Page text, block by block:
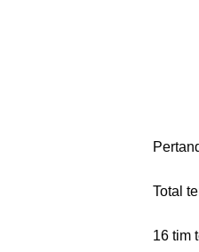
Total
16 tim